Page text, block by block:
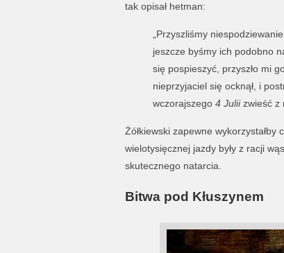
tak opisał hetman:
„Przyszliśmy
jeszcze byśmy ich podobno
się pospieszyć, przyszło mi
nieprzyjaciel się ocknął, i
wczorajszego 4 Juliizwieść z
Żółkiewski zapewne
wielotysięcznej jazdy były z racji
skutecznego natarcia.
Bitwa pod Kłuszynem